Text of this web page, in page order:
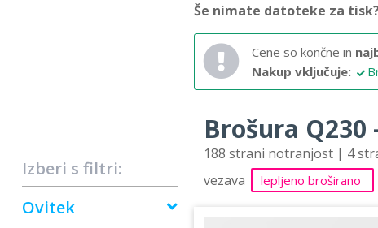
Izberi s filtri:
Ovitek
Še nimate datoteke za
Cene so končne in
Nakup vključuje:
Brošura
188 strani notranjost | 4
vezava
lepljeno broširano